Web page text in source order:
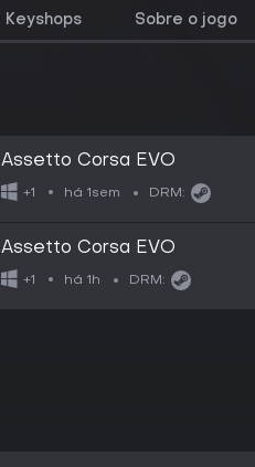
Keyshops Sobre o jogo
Assetto Corsa EVO
+1 há 1sem DRM:
Assetto Corsa EVO
+1 há 1h DRM: